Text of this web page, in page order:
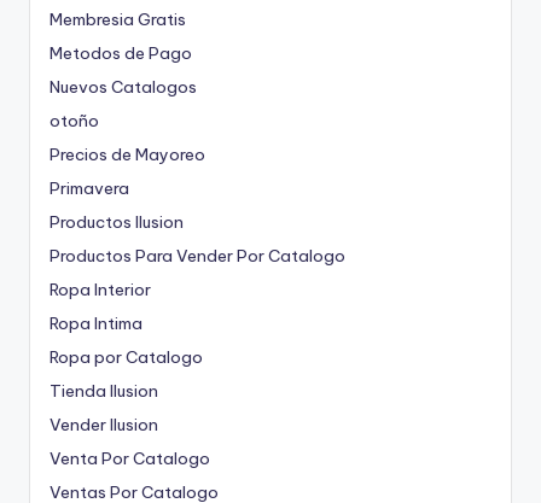
Membresia Gratis
Metodos de Pago
Nuevos Catalogos
otoño
Precios de Mayoreo
Primavera
Productos Ilusion
Productos Para Vender Por Catalogo
Ropa Interior
Ropa Intima
Ropa por Catalogo
Tienda Ilusion
Vender Ilusion
Venta Por Catalogo
Ventas Por Catalogo